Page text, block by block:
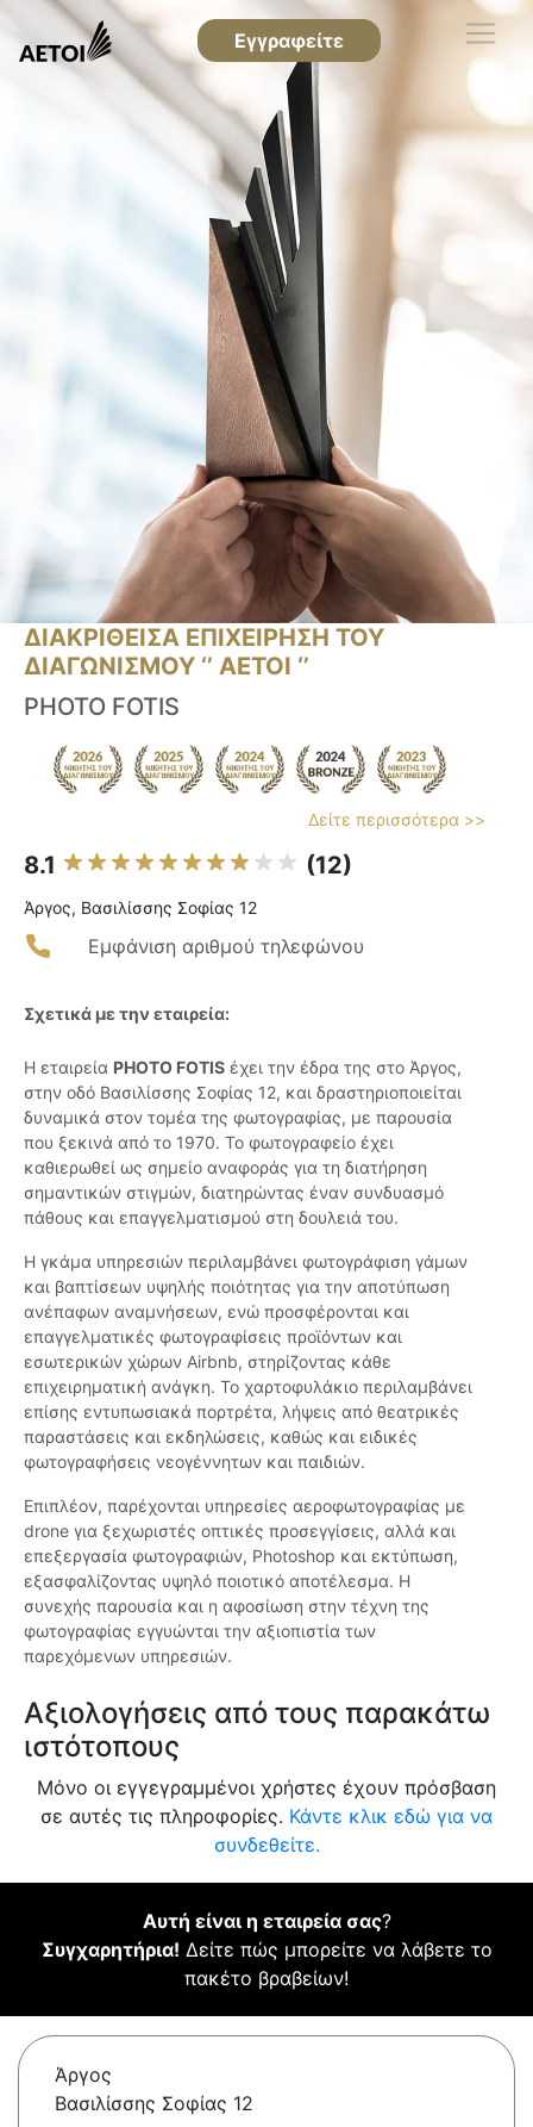
Εγγραφείτε
ΔΙΑΚΡΙΘΕΙΣΑ ΕΠΙΧΕΙΡΗΣΗ ΤΟΥ
ΔΙΑΓΩΝΙΣΜΟΥ ‘’ ΑΕΤΟΙ ‘’
PHOTO FOTIS
Δείτε περισσότερα >>
8.1 (12)
Άργος, Βασιλίσσης Σοφίας 12
Εμφάνιση αριθμού τηλεφώνου
Σχετικά με την εταιρεία:
Η εταιρεία PHOTO FOTIS έχει την έδρα της στο Άργος,
στην οδό Βασιλίσσης Σοφίας 12, και δραστηριοποιείται
δυναμικά στον τομέα της φωτογραφίας, με παρουσία
που ξεκινά από το 1970. Το φωτογραφείο έχει
καθιερωθεί ως σημείο αναφοράς για τη διατήρηση
σημαντικών στιγμών, διατηρώντας έναν συνδυασμό
πάθους και επαγγελματισμού στη δουλειά του.
Η γκάμα υπηρεσιών περιλαμβάνει φωτογράφιση γάμων
και βαπτίσεων υψηλής ποιότητας για την αποτύπωση
ανέπαφων αναμνήσεων, ενώ προσφέρονται και
επαγγελματικές φωτογραφίσεις προϊόντων και
εσωτερικών χώρων Airbnb, στηρίζοντας κάθε
επιχειρηματική ανάγκη. Το χαρτοφυλάκιο περιλαμβάνει
επίσης εντυπωσιακά πορτρέτα, λήψεις από θεατρικές
παραστάσεις και εκδηλώσεις, καθώς και ειδικές
φωτογραφήσεις νεογέννητων και παιδιών.
Επιπλέον, παρέχονται υπηρεσίες αεροφωτογραφίας με
drone για ξεχωριστές οπτικές προσεγγίσεις, αλλά και
επεξεργασία φωτογραφιών, Photoshop και εκτύπωση,
εξασφαλίζοντας υψηλό ποιοτικό αποτέλεσμα. Η
συνεχής παρουσία και η αφοσίωση στην τέχνη της
φωτογραφίας εγγυώνται την αξιοπιστία των
παρεχόμενων υπηρεσιών.
Αξιολογήσεις από τους παρακάτω
ιστότοπους
Μόνο οι εγγεγραμμένοι χρήστες έχουν πρόσβαση
σε αυτές τις πληροφορίες. Κάντε κλικ εδώ για να
συνδεθείτε.
Αυτή είναι η εταιρεία σας?
Συγχαρητήρια! Δείτε πώς μπορείτε να λάβετε το
πακέτο βραβείων!
Άργος
Βασιλίσσης Σοφίας 12